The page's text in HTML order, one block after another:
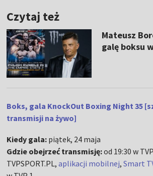
Czytaj też
Mateusz
galę boksu
Boks, gala KnockOut Boxing Night 35
transmisji na żywo]
Kiedy gala: piątek, 24 maja
Gdzie obejrzeć transmisję:od 19:30 w
TVPSPORT.PL,aplikacji mobilnej,Smart